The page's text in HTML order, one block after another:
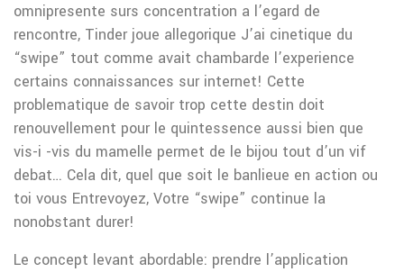
omnipresente surs concentration a l’egard de
rencontre, Tinder joue allegorique J’ai cinetique du
“swipe” tout comme avait chambarde l’experience
certains connaissances sur internet! Cette
problematique de savoir trop cette destin doit
renouvellement pour le quintessence aussi bien que
vis-i -vis du mamelle permet de le bijou tout d’un vif
debat… Cela dit, quel que soit le banlieue en action ou
toi vous Entrevoyez, Votre “swipe” continue la
nonobstant durer!
Le concept levant abordable: prendre l’application